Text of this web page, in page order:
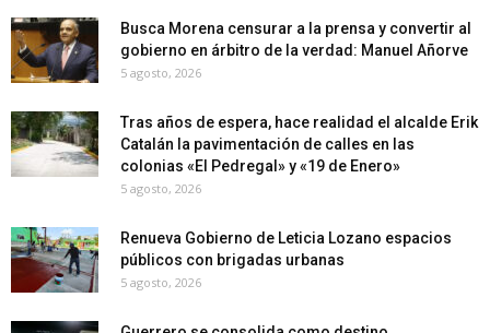
Busca Morena censurar a la prensa y convertir al
gobierno en árbitro de la verdad: Manuel Añorve
5 agosto, 2026
Tras años de espera, hace realidad el alcalde Erik
Catalán la pavimentación de calles en las
colonias «El Pedregal» y «19 de Enero»
5 agosto, 2026
Renueva Gobierno de Leticia Lozano espacios
públicos con brigadas urbanas
5 agosto, 2026